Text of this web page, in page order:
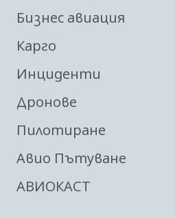
Бизнес авиация
Карго
Инциденти
Дронове
Пилотиране
Авио Пътуване
АВИОКАСТ